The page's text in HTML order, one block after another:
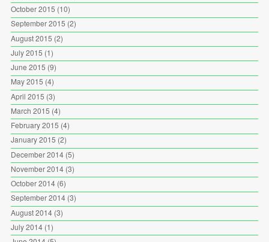
October 2015 (10)
September 2015 (2)
August 2015 (2)
July 2015 (1)
June 2015 (9)
May 2015 (4)
April 2015 (3)
March 2015 (4)
February 2015 (4)
January 2015 (2)
December 2014(5)
November 2014(3)
October 2014(6)
September 2014(3)
August 2014(3)
July 2014(1)